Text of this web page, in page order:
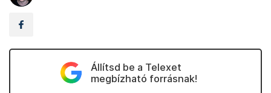
Állítsd be a Telexet
megbízható forrásnak!